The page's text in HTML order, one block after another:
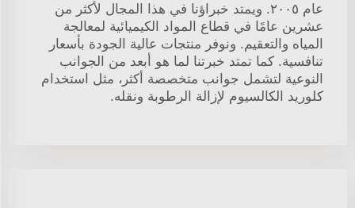
عام ٢٠٠٥. ويمتد خبراؤنا في هذا المجال لأكثر من
عشرين عامًا في قطاع المواد الكيميائية لمعالجة
المياه والتعقيم. ونوفر منتجات عالية الجودة بأسعار
تنافسية. كما تمتد خبرتنا لما هو أبعد من الجوانب
النوعية لتشمل جوانب متخصصة أكثر، مثل استخدام
كلوريد الكالسيوم لإزالة الرطوبة ونقله.